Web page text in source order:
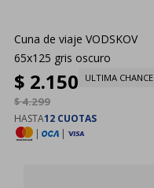
Cuna de viaje VODSKOV
65x125 gris oscuro
$ 2.150
$4.299
ULTIMA CHANCE
HASTA12 CUOTAS
|
|